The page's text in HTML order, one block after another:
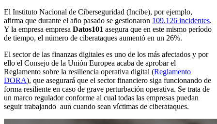
El Instituto Nacional de Ciberseguridad (Incibe), por ejemplo,
afirma que durante el año pasado se gestionaron 109.126 incidentes.
Y la empresa empresa Datos101 asegura que en este mismo período
de tiempo, el número de ciberataques aumentó en un 26%.
El sector de las finanzas digitales es uno de los más afectados y por
ello el Consejo de la Unión Europea acaba de aprobar el
Reglamento sobre la resiliencia operativa digital (Reglamento
DORA), que asegurará que el sector financiero siga funcionando de
forma resiliente en caso de grave perturbación operativa. Se trata de
un marco regulador conforme al cual todas las empresas puedan
seguir trabajando aun cuando sean víctimas de ciberataques.